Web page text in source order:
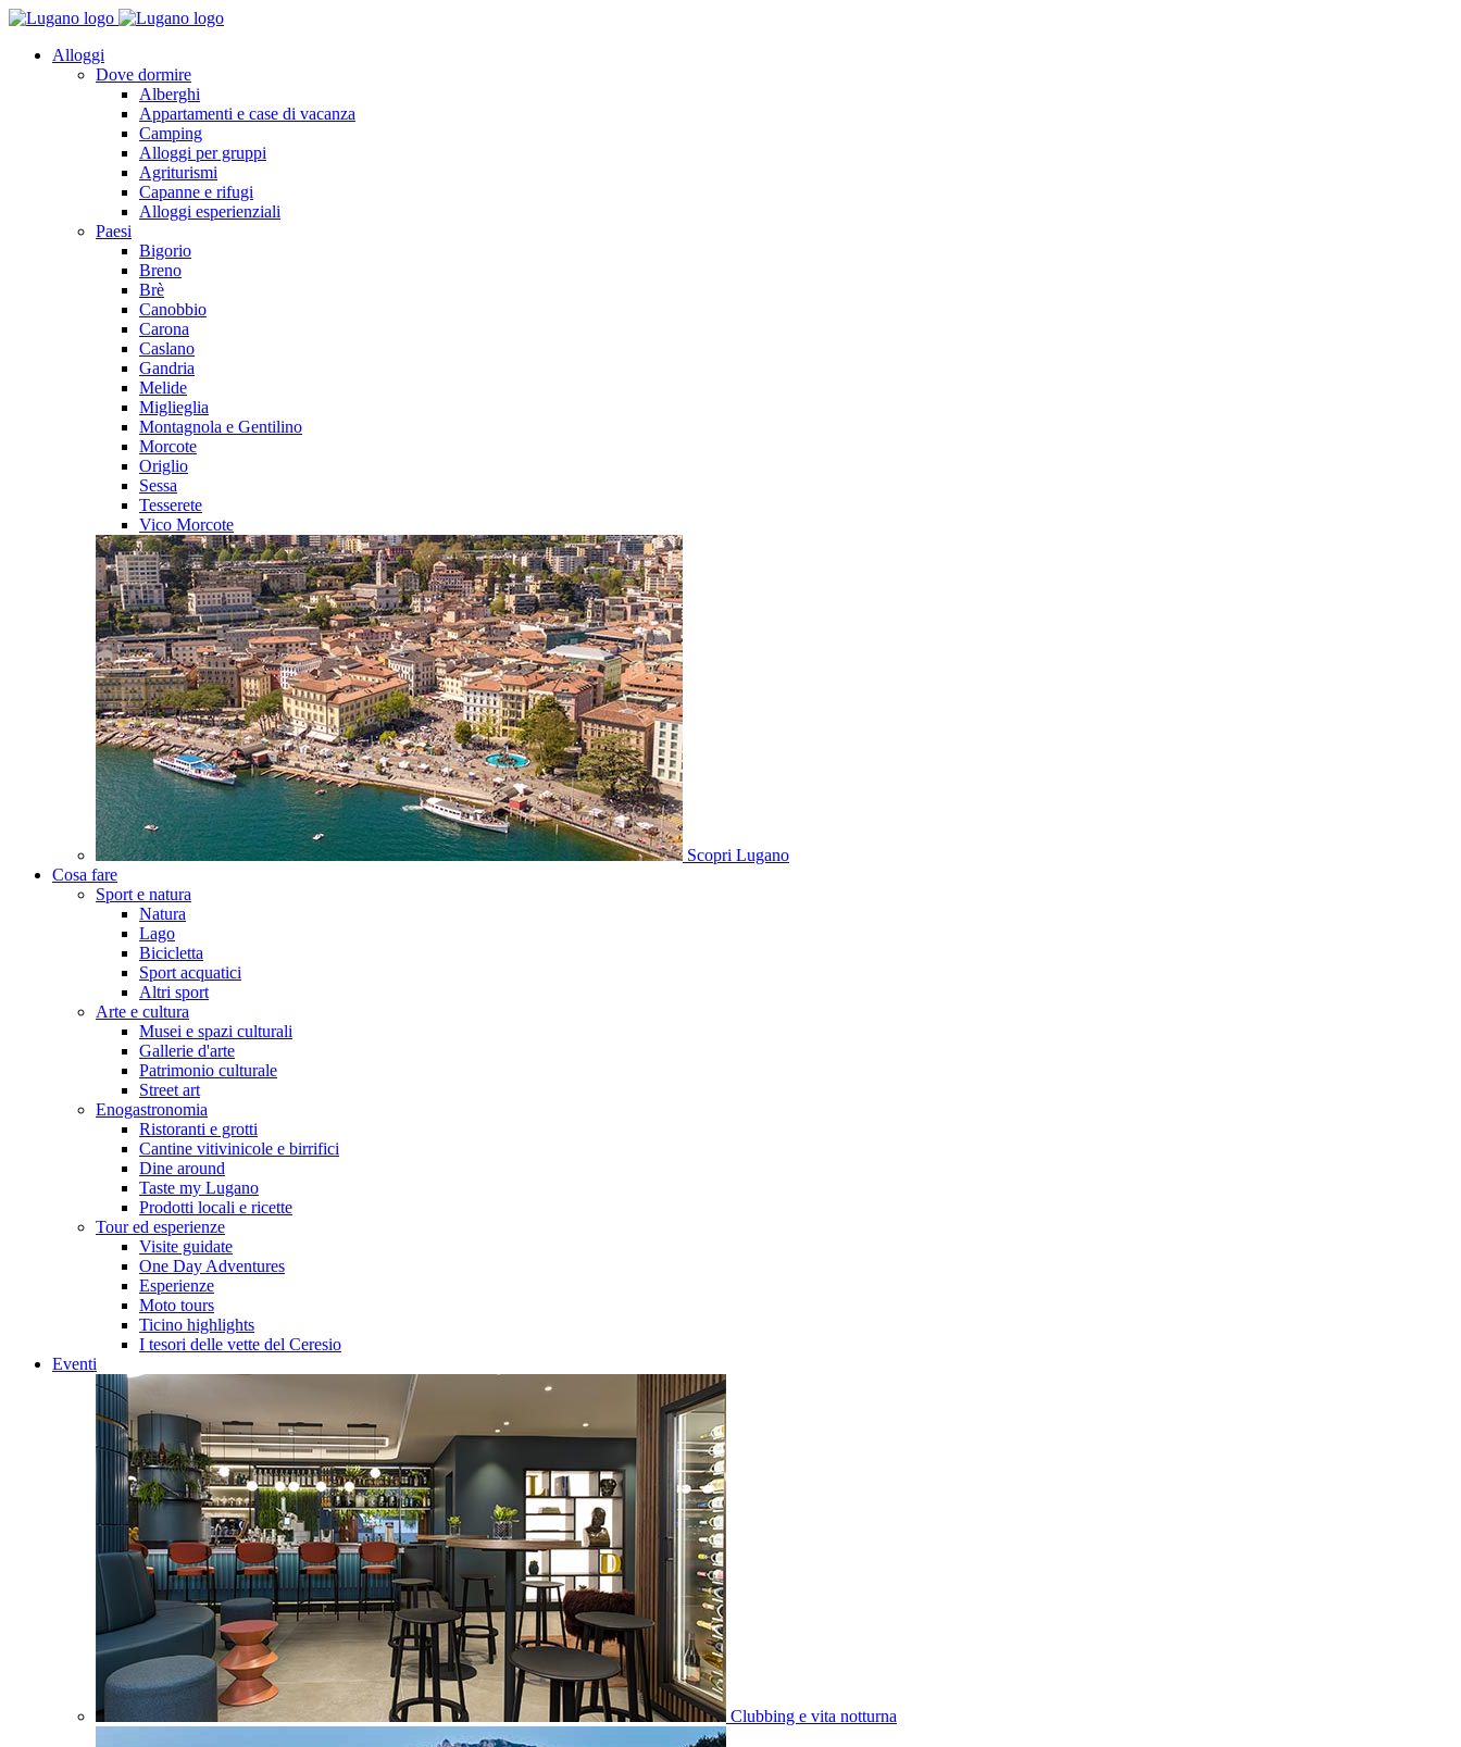
Alloggi
Dove dormire
Alberghi
Appartamenti e case di vacanza
Camping
Alloggi per gruppi
Agriturismi
Capanne e rifugi
Alloggi esperienziali
Paesi
Bigorio
Breno
Brè
Canobbio
Carona
Caslano
Gandria
Melide
Miglieglia
Montagnola e Gentilino
Morcote
Origlio
Sessa
Tesserete
Vico Morcote
Scopri Lugano
Cosa fare
Sport e natura
Natura
Lago
Bicicletta
Sport acquatici
Altri sport
Arte e cultura
Musei e spazi culturali
Gallerie d'arte
Patrimonio culturale
Street art
Enogastronomia
Ristoranti e grotti
Cantine vitivinicole e birrifici
Dine around
Taste my Lugano
Prodotti locali e ricette
Tour ed esperienze
Visite guidate
One Day Adventures
Esperienze
Moto tours
Ticino highlights
I tesori delle vette del Ceresio
Eventi
Clubbing e vita notturna